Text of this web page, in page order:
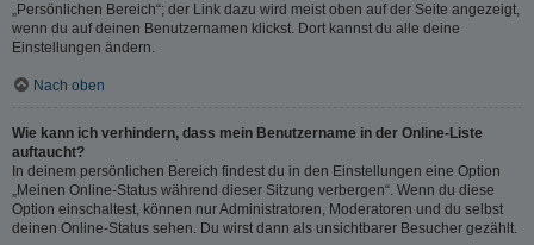
„Persönlichen Bereich“; der Link dazu wird meist oben auf der Seite angezeigt,
wenn du auf deinen Benutzernamen klickst. Dort kannst du alle deine
Einstellungen ändern.
Nach oben
Wie kann ich verhindern, dass mein Benutzername in der Online-Liste
auftaucht?
In deinem persönlichen Bereich findest du in den Einstellungen eine Option
„Meinen Online-Status während dieser Sitzung verbergen“. Wenn du diese
Option einschaltest, können nur Administratoren, Moderatoren und du selbst
deinen Online-Status sehen. Du wirst dann als unsichtbarer Besucher gezählt.